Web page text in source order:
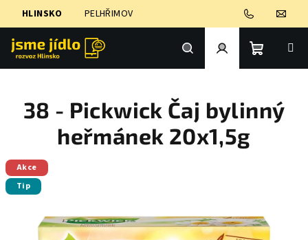
HLINSKO PELHŘIMOV
Hledat PřihlášeníNákupní
košík
38 - Pickwick Čaj bylinný
heřmánek 20x1,5g
Akce
Tip